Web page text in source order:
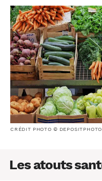
CRÉDIT PHOTO ©
Les atouts